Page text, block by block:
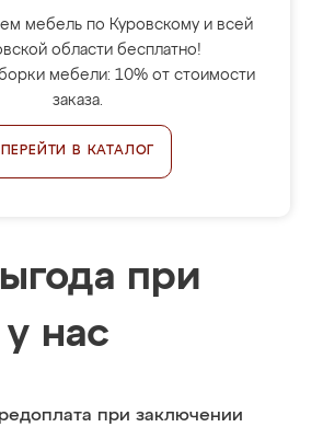
мебель по Куровскому и всей
области бесплатно!
мебели: 10% от стоимости
заказа.
ПЕРЕЙТИ В КАТАЛОГ
при
у нас
при заключении